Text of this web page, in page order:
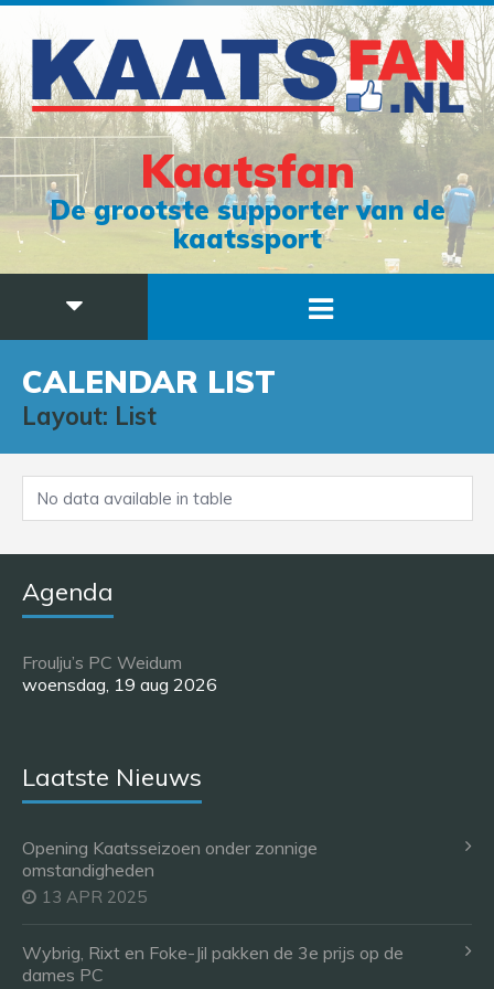
Kaatsfan
De grootste supporter van de
kaatssport
CALENDAR LIST
Layout: List
No data available in table
Agenda
Froulju’s PC Weidum
woensdag, 19 aug 2026
Laatste Nieuws
Opening Kaatsseizoen onder zonnige
omstandigheden
13 APR 2025
Wybrig, Rixt en Foke-Jil pakken de 3e prijs op de
dames PC